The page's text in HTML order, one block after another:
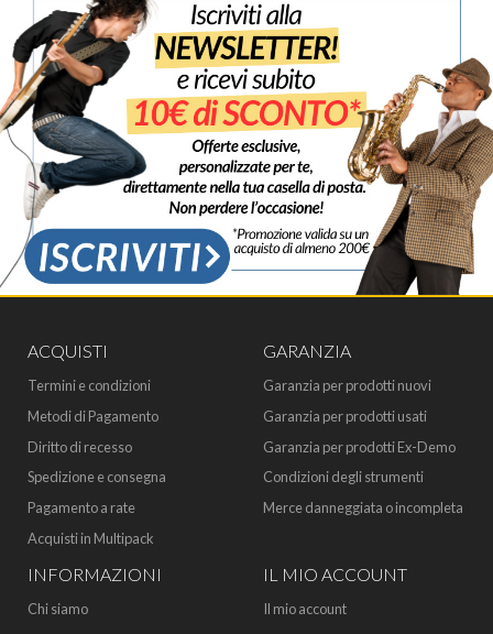
ACQUISTI
Termini e condizioni
Metodi di Pagamento
Diritto di recesso
Spedizione e consegna
Pagamento a rate
Acquisti in Multipack
GARANZIA
Garanzia per prodotti nuovi
Garanzia per prodotti usati
Garanzia per prodotti Ex-Demo
Condizioni degli strumenti
Merce danneggiata o incompleta
INFORMAZIONI
Chi siamo
IL MIO ACCOUNT
Il mio account